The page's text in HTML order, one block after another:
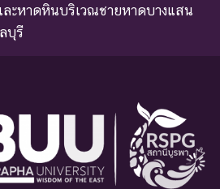
ะหาดหินบริเวณชายหาดบางแสน
บุรี